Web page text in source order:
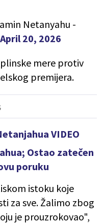
Netanyahu -
April 20, 2026
mere protiv
premijera.
VIDEO
Ostao zatečen
poruku
istoku koje
za sve. Žalimo zbog
je prouzrokovao",